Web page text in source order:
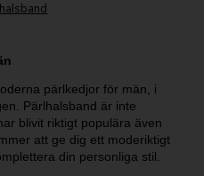
pärlkedjor för män, i
Pärlhalsband är inte
blivit riktigt populära även
att ge dig ett moderiktigt
din personliga stil.